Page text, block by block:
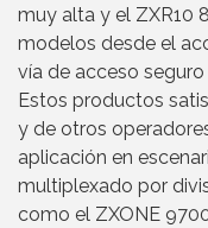
muy alta y el ZXR10
modelos desde el
vía de acceso
Estos productos
y de otros
aplicación en
multiplexado por
como el ZXONE